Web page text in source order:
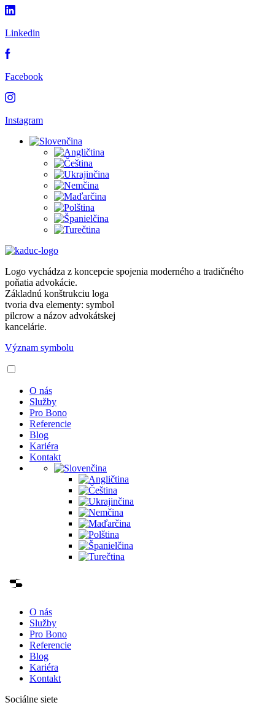
Linkedin
Facebook
Instagram
Logo vychádza z koncepcie spojenia moderného a tradičného
poňatia advokácie.
Základnú konštrukciu loga
tvoria dva elementy: symbol
pilcrow a názov advokátskej
kancelárie.
Význam symbolu
O nás
Služby
Pro Bono
Referencie
Blog
Kariéra
Kontakt
O nás
Služby
Pro Bono
Referencie
Blog
Kariéra
Kontakt
Sociálne siete